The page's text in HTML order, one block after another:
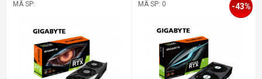
MÃ SP: MÃ SP: 0 -43%